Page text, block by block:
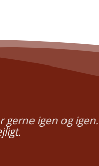
gerne igen og igen.